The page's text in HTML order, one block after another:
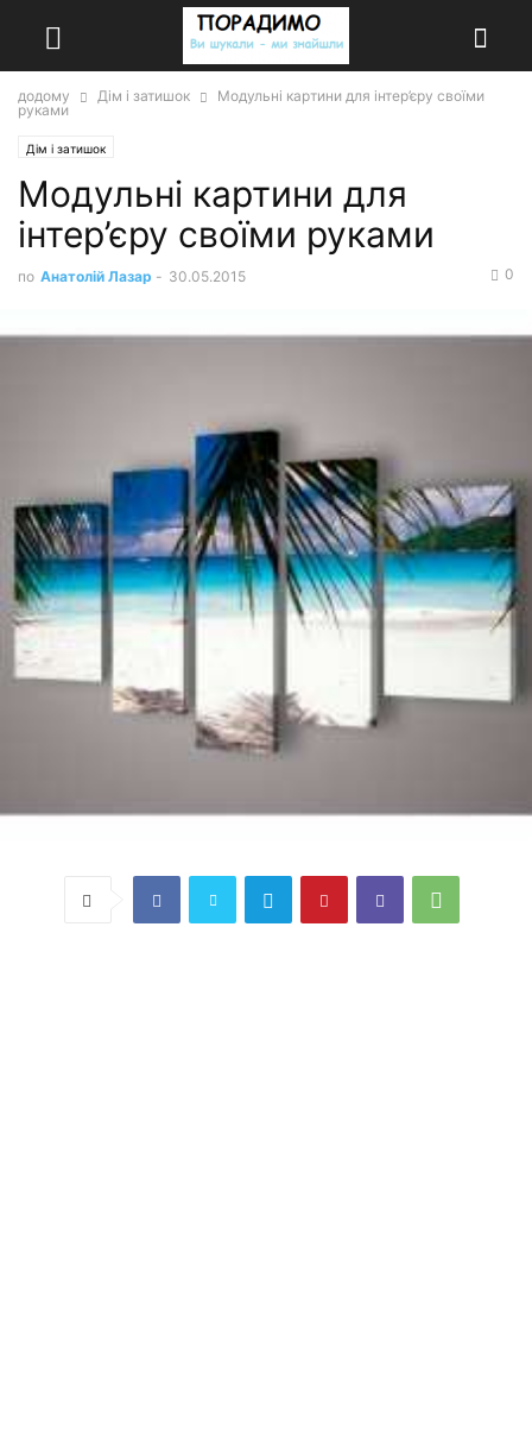
додому Дім і затишок
Модульні картини для інтер’єру своїми
руками
Дім і затишок
Модульні картини для
інтер’єру своїми руками
по Анатолій Лазар - 30.05.2015 0